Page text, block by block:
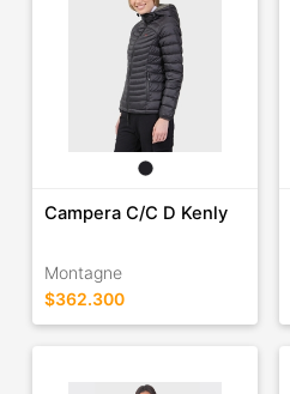
Campera C/C D Kenly
Montagne
$362.300